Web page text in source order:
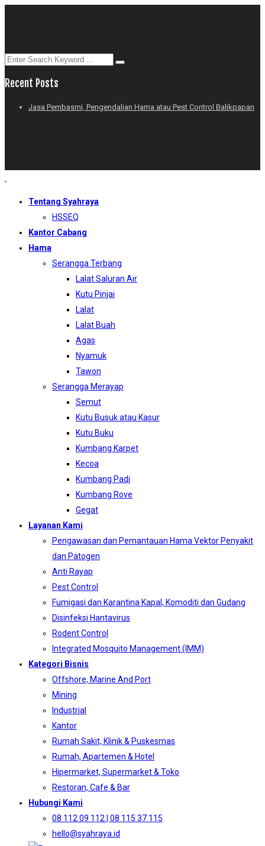
Recent Posts
Jasa Pembasmi, Pengendalian Hama atau Pest Control Balikpapan
Tentang Syahraya
HSSEQ
Kantor Cabang
Hama
Serangga Terbang
Lalat Saluran Air
Kutu Pinjai
Lalat
Lalat Buah
Agas
Nyamuk
Tawon
Serangga Merayap
Semut
Kutu Busuk atau Kasur
Kutu Buku
Kumbang Karpet
Kecoa
Kumbang Padi
Kumbang Rove
Gegat
Layanan Kami
Pengawasan dan Pemantauan Hama Vektor Penyakit
dan Patogen
Anti Rayap
Pest Control
Fumigasi dan Karantina Kapal, Komoditi dan Gudang
Disinfeksi Hantavirus
Rodent Control
Integrated Mosquito Management (IMM)
Kategori Bisnis
Offshore, Marine And Port
Mining
Industrial
Kantor
Rumah Sakit, Klinik & Puskesmas
Rumah, Apartemen & Hotel
Hipermarket, Supermarket & Toko
Restoran, Cafe & Bar
Hubungi Kami
08 112 09 112 | 08 115 37 115
hello@syahraya.id